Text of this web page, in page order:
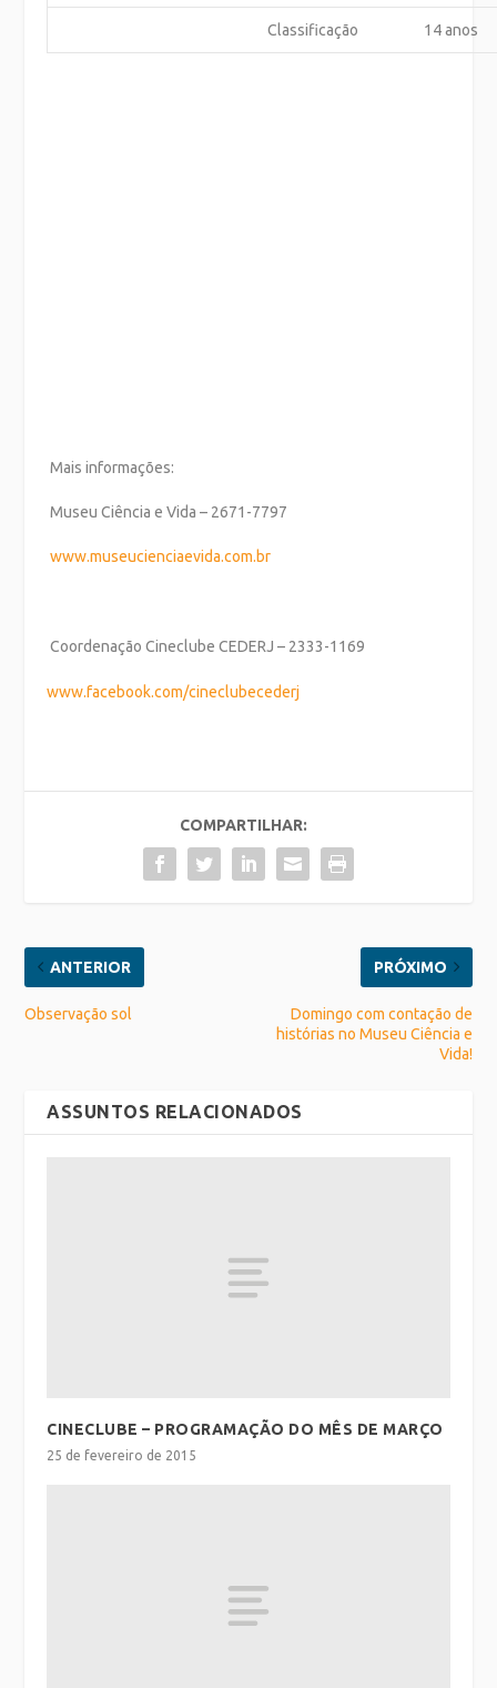
Classificação 14 anos
Mais informações:
Museu Ciência e Vida – 2671-7797
www.museucienciaevida.com.br
Coordenação Cineclube CEDERJ – 2333-1169
www.facebook.com/cineclubecederj
COMPARTILHAR:
ANTERIOR
Observação sol
PRÓXIMO
Domingo com contação de
histórias no Museu Ciência e
Vida!
ASSUNTOS RELACIONADOS
CINECLUBE – PROGRAMAÇÃO DO MÊS DE MARÇO
25 de fevereiro de 2015